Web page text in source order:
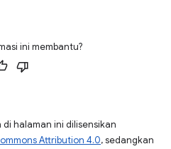
ini membantu?
halaman ini dilisensikan
Attribution 4.0, sedangkan